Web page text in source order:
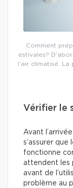
Comment
estivales?
l’air climatisé.
Vérifier le
Avant
s’assurer
fonctionne
attendent les
avant de
problème au